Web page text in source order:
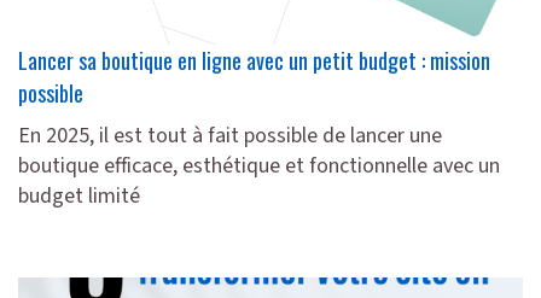
Lancer sa boutique en ligne avec un petit budget : mission
possible
En 2025, il est tout à fait possible de lancer une
boutique efficace, esthétique et fonctionnelle avec un
budget limité